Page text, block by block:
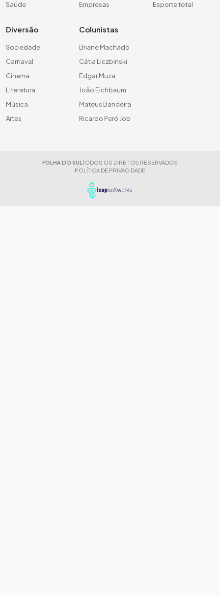
Saúde
Empresas
Esporte total
Diversão
Sociedade
Carnaval
Cinema
Literatura
Música
Artes
Colunistas
Briane Machado
Cátia Liczbinski
Edgar Muza
João Eichbaum
Mateus Bandeira
Ricardo Peró Job
FOLHA DO SUL TODOS OS DIREITOS RESERVADOS
POLÍTICA DE PRIVACIDADE